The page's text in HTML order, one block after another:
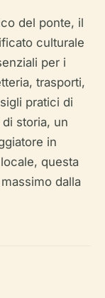
del ponte, il
culturale
per i
trasporti,
pratici di
storia, un
in
questa
dalla